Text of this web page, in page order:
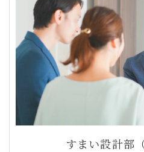
すまい設計部